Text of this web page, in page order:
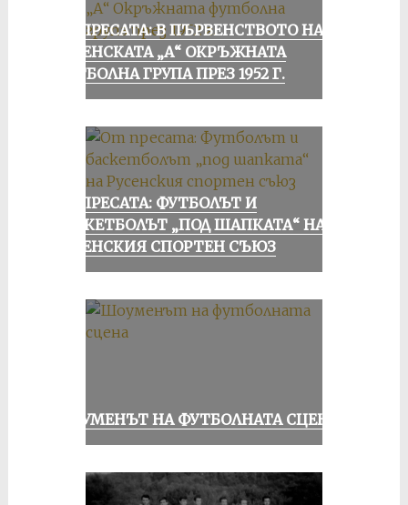
ОТ ПРЕСАТА: В ПЪРВЕНСТВОТО НА
РУСЕНСКАТА „А“ ОКРЪЖНАТА
ФУТБОЛНА ГРУПА ПРЕЗ 1952 Г.
ОТ ПРЕСАТА: ФУТБОЛЪТ И
БАСКЕТБОЛЪТ „ПОД ШАПКАТА“ НА
РУСЕНСКИЯ СПОРТЕН СЪЮЗ
ШОУМЕНЪТ НА ФУТБОЛНАТА СЦЕНА